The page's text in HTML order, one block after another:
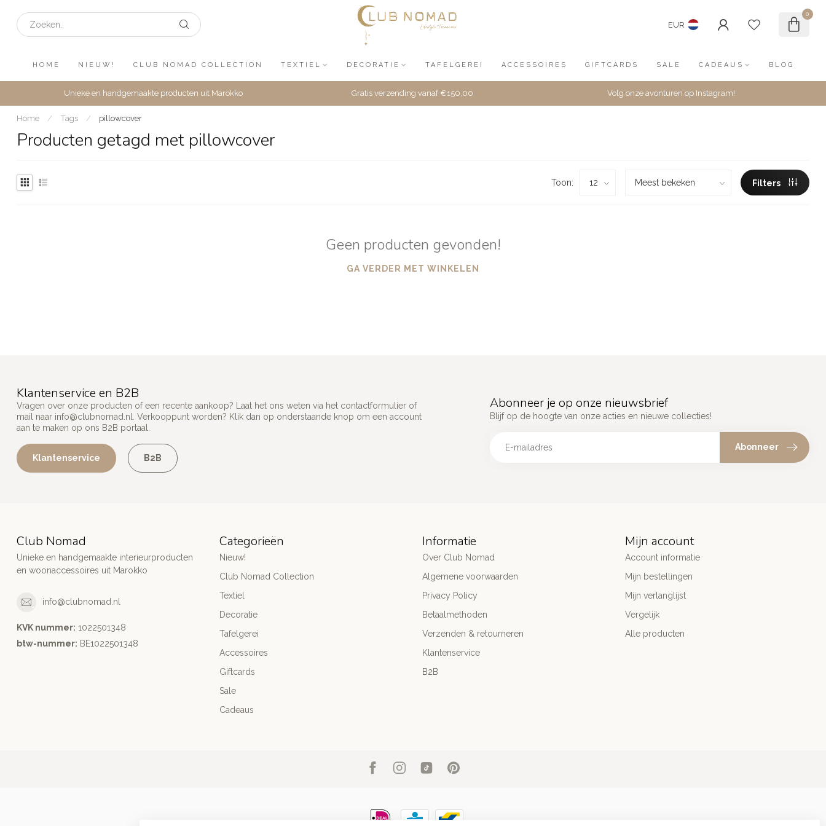
EUR
0
HOME NIEUW! CLUB NOMAD COLLECTION TEXTIEL DECORATIE TAFELGEREI ACCESSOIRES GIFTCARDS SALE CADEAUS BLOG
Unieke en handgemaakte producten uit Marokko Gratis verzending vanaf €150,00 Volg onze avonturen op Instagram!
Home / Tags / pillowcover
Producten getagd met pillowcover
Toon: Filters
Geen producten gevonden!
GA VERDER MET WINKELEN
Klantenservice en B2B
Vragen over onze producten of een recente aankoop? Laat het ons weten via het contactformulier of
mail naar info@clubnomad.nl
. Verkooppunt worden? Klik dan op onderstaande knop om een account
aan te maken op ons B2B portaal.
Klantenservice B2B
Abonneer je op onze nieuwsbrief
Blijf op de hoogte van onze acties en nieuwe collecties!
Abonneer
Club Nomad
Unieke en handgemaakte interieurproducten
en woonaccessoires uit Marokko
info@clubnomad.nl
KVK nummer: 1022501348
btw-nummer: BE1022501348
Categorieën
Nieuw!
Club Nomad Collection
Textiel
Decoratie
Tafelgerei
Accessoires
Giftcards
Sale
Cadeaus
Informatie
Over Club Nomad
Algemene voorwaarden
Privacy Policy
Betaalmethoden
Verzenden & retourneren
Klantenservice
B2B
Mijn account
Account informatie
Mijn bestellingen
Mijn verlanglijst
Vergelijk
Alle producten